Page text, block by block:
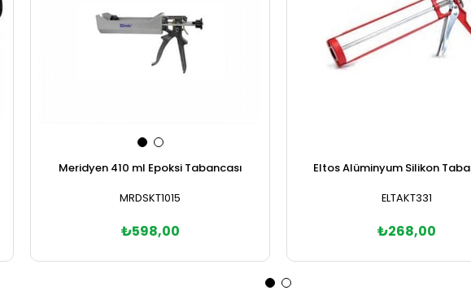
Meridyen 410 ml Epoksi Tabancası
MRDSKT1015
₺598,00
Eltos Alüminyum Silikon
ELTAKT331
₺268,00